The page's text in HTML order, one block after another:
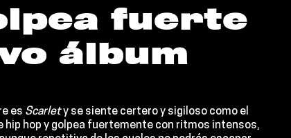
Semanal Álbumes de la Semana
fuerte
álbum
es Scarlet y se siente certero y sigiloso como el
hip hop y golpea fuertemente con ritmos intensos,